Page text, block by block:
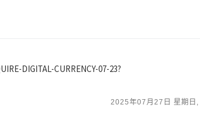
DIGITAL-CURRENCY-07-23?
2025年07月27日 星期日,